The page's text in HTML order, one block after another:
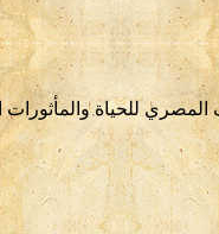
للحياة والمأثورات